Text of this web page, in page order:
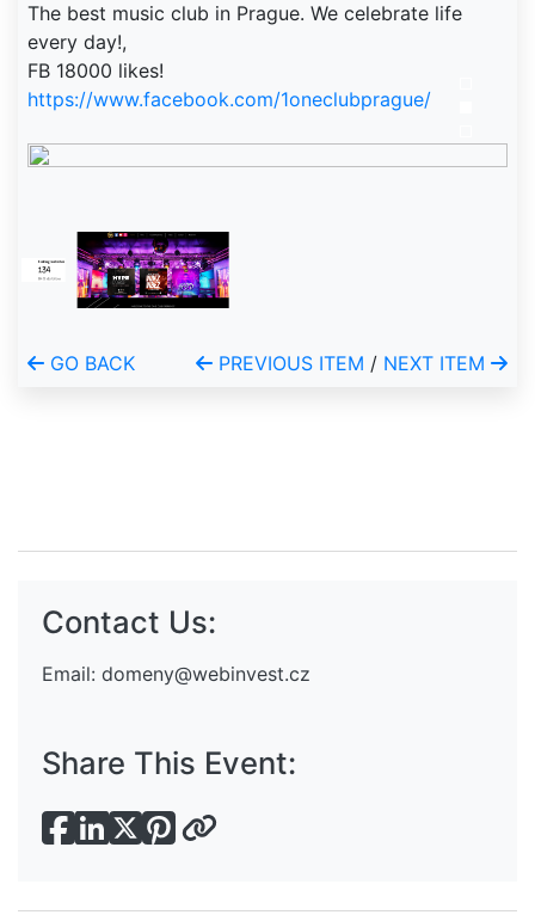
The best music club in Prague. We celebrate life
every day!,
FB 18000 likes!
https://www.facebook.com/1oneclubprague/
GO BACK PREVIOUS ITEM / NEXT ITEM
Contact Us:
Email: domeny@webinvest.cz
Share This Event: